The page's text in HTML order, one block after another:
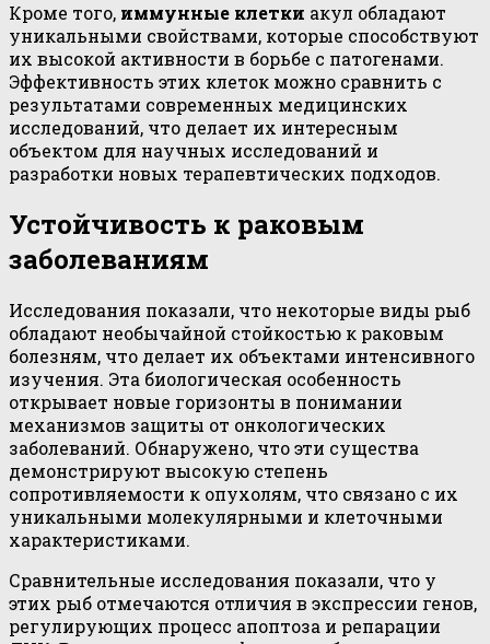
Кроме того, иммунные клетки акул обладают
уникальными свойствами, которые способствуют
их высокой активности в борьбе с патогенами.
Эффективность этих клеток можно сравнить с
результатами современных медицинских
исследований, что делает их интересным
объектом для научных исследований и
разработки новых терапевтических подходов.
Устойчивость к раковым
заболеваниям
Исследования показали, что некоторые виды рыб
обладают необычайной стойкостью к раковым
болезням, что делает их объектами интенсивного
изучения. Эта биологическая особенность
открывает новые горизонты в понимании
механизмов защиты от онкологических
заболеваний. Обнаружено, что эти существа
демонстрируют высокую степень
сопротивляемости к опухолям, что связано с их
уникальными молекулярными и клеточными
характеристиками.
Сравнительные исследования показали, что у
этих рыб отмечаются отличия в экспрессии генов,
регулирующих процесс апоптоза и репарации